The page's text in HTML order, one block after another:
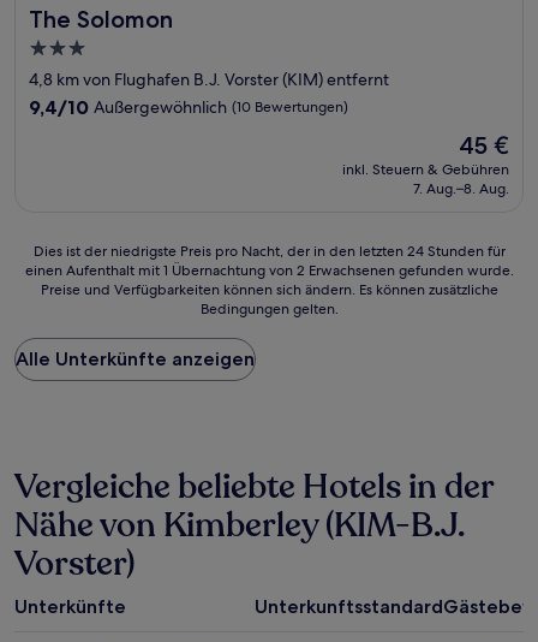
The Solomon
The Solomon
3.0-
Sterne-
Unterkunft
4,8 km von Flughafen B.J. Vorster (KIM) entfernt
9.4
9,4/10 Außergewöhnlich (10 Bewertungen)
Der
Preis
beträgt
45 €
inkl. Steuern & Gebühren
7. Aug.–8. Aug.
Dies
ist
Preis
pro
Nacht,
24 Stunden
für
einen
Aufenthalt
mit
1 Übernachtung
von
Dies ist der niedrigste Preis pro Nacht, der in den letzten 24 Stunden für
einen Aufenthalt mit 1 Übernachtung von 2 Erwachsenen gefunden wurde.
Preise und Verfügbarkeiten können sich ändern. Es können zusätzliche
Bedingungen gelten.
Alle Unterkünfte anzeigen
Vergleiche beliebte Hotels in der
Nähe von Kimberley (KIM-B.J.
Vorster)
Unterkünfte Unterkunftsstandard